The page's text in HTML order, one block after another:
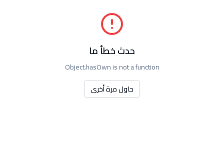
حدث خطأ ما
Object.hasOwn is not a function
حاول مرة أخرى